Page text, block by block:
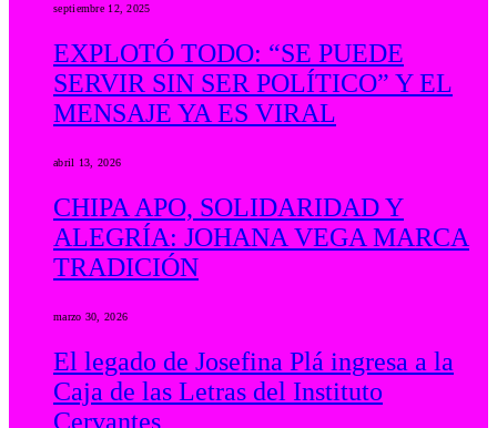
septiembre 12, 2025
EXPLOTÓ TODO: “SE PUEDE
SERVIR SIN SER POLÍTICO” Y EL
MENSAJE YA ES VIRAL
abril 13, 2026
CHIPA APO, SOLIDARIDAD Y
ALEGRÍA: JOHANA VEGA MARCA
TRADICIÓN
marzo 30, 2026
El legado de Josefina Plá ingresa a la
Caja de las Letras del Instituto
Cervantes